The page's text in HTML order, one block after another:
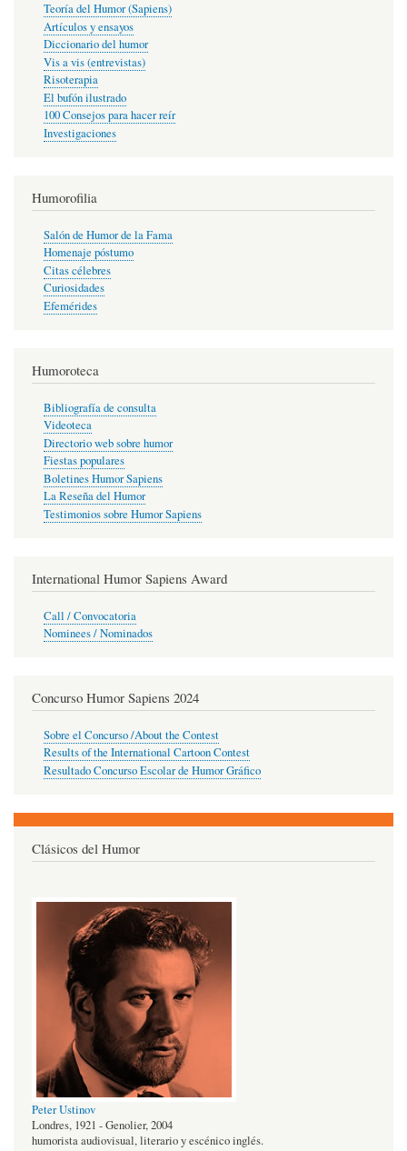
Teoría del Humor (Sapiens)
Artículos y ensayos
Diccionario del humor
Vis a vis (entrevistas)
Risoterapia
El bufón ilustrado
100 Consejos para hacer reír
Investigaciones
Humorofilia
Salón de Humor de la Fama
Homenaje póstumo
Citas célebres
Curiosidades
Efemérides
Humoroteca
Bibliografía de consulta
Videoteca
Directorio web sobre humor
Fiestas populares
Boletines Humor Sapiens
La Reseña del Humor
Testimonios sobre Humor Sapiens
International Humor Sapiens Award
Call / Convocatoria
Nominees / Nominados
Concurso Humor Sapiens 2024
Sobre el Concurso /About the Contest
Results of the International Cartoon Contest
Resultado Concurso Escolar de Humor Gráfico
Clásicos del Humor
Peter Ustinov
Londres, 1921 - Genolier, 2004
humorista audiovisual, literario y escénico inglés.